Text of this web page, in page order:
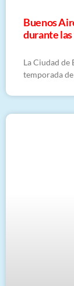
Buenos
durante
La Ciudad de
temporada